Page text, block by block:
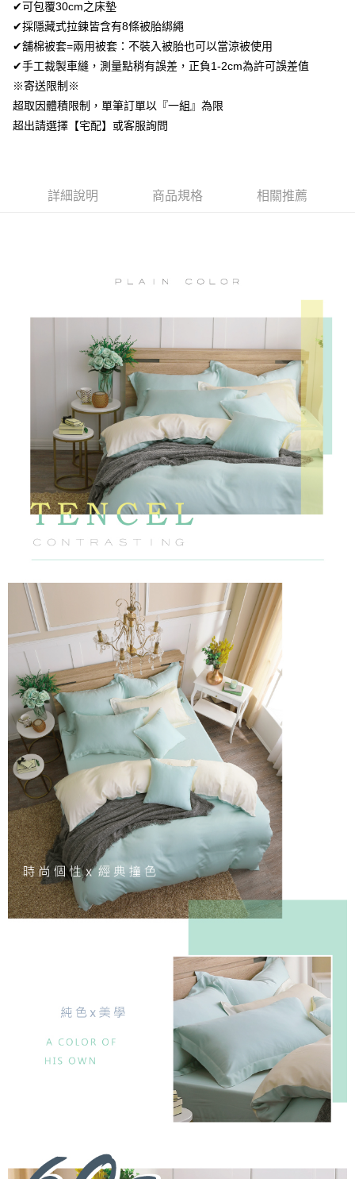
AFTEE先享後付是「在收到商品之後才付款」的支付方式。 讓您購物簡單
便利好安心！
１．簡單：不需註冊會員、不需綁卡、不需儲值。
２．便利：只要手機號碼，簡訊認證，即可結帳。
３．安心：先確認商品／服務後，再付款。
１．於結帳方式選擇「AFTEE先享後付」後，將跳轉至「AFTEE先享後付」
結帳頁面，進行簡訊認證並確認金額後，即可完成結帳。
購買商品的店家。未經商家同意取消之訂單仍視為有效，需透過AFTEE先享
２．關於個人資料處理事宜，請瀏覽以下網址：
https://aftee.tw/terms/#terms3
３．未成年的使用者請事先徵得法定代理人或監護人之同意方可使用
「AFTEE先享後付」，若未經同意申辦者引起之損失，本公司不負相關責
４．使用「AFTEE先享後付」時，將依據個別帳號之用戶狀況，依本公司即
時審查核予不同之上限額度；若仍有額度不足之情形，本公司將視審查結果
請求用戶進行身份認證。
５．嚴禁一人註冊多個帳號或使用他人資訊註冊。若發現惡意使用之情形，
恩沛科技股份有限公司將有權停止該用戶之使用額度並採取法律行動。
ATM付款
運送方式
全家取貨付款
免運費
付款後全家取貨
每筆NT$60，滿NT$499(含以上)免運費
每筆NT$100，滿NT$499(含以上)免運費
✔可包覆30cm之床墊
✔採隱藏式拉鍊皆含有8條被胎綁繩
✔舖棉被套=兩用被套：不裝入被胎也可以當涼被使用
✔手工裁製車縫，測量點稍有誤差，正負1-2cm為許可誤差值
※寄送限制※
超取因體積限制，單筆訂單以『一組』為限
超出請選擇【宅配】或客服詢問
詳細說明 商品規格 相關推薦